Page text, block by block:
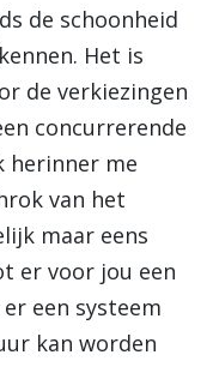
de schoonheid
Het is
de verkiezingen
concurrerende
herinner me
van het
maar eens
er voor jou een
een systeem
kan worden